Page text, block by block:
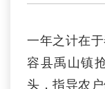
一年之计在
容县禹山镇
头，指导农